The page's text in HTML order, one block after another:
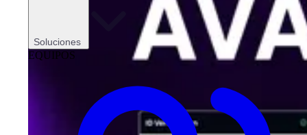
Soluciones
EQUIPOS